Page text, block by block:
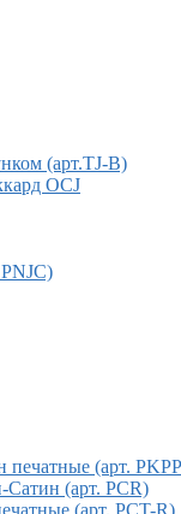
(арт.TJ-B)
OCJ
(арт.
(арт. PCR)
(арт. PCT-R)